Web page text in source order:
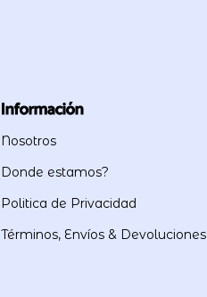
Información
Nosotros
Donde estamos?
Politica de Privacidad
Términos, Envíos & Devoluciones